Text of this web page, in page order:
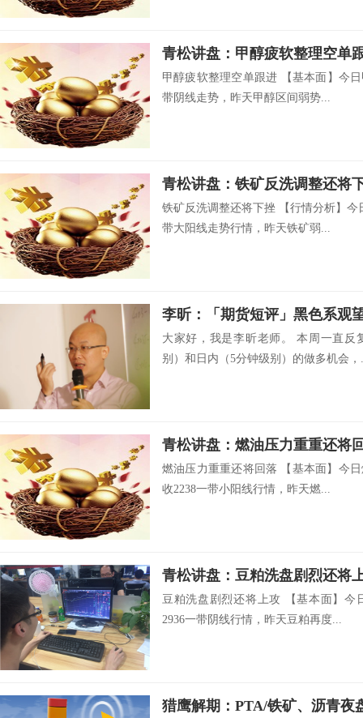
青松讲盘：甲醇疲软整理空单
甲醇疲软整理空单跟进 【基本面】今
带阴线走势，昨天甲醇区间弱势...
青松讲盘：铁矿反洗调整还将
铁矿反洗调整还将下挫 【行情分析】今
带大阳线走势行情，昨天铁矿弱...
李昕：「期货短评」黑色系观
大家好，我是李昕老师。 本周一直反
别）和日内（5分钟级别）的做多机会，
青松讲盘：燃油压力重重还将
燃油压力重重还将回落 【基本面】今
收2238一带小阳线行情，昨天燃...
青松讲盘：豆粕洗盘剧烈还将
豆粕洗盘剧烈还将上攻 【基本面】今
2936一带阴线行情，昨天豆粕再度...